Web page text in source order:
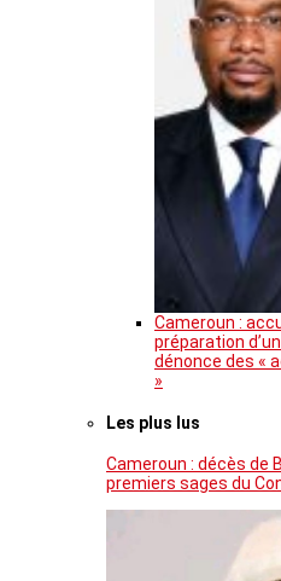
Cameroun :
préparation
dénonce des «
»
Les plus lus
Cameroun : décès de
premiers sages du